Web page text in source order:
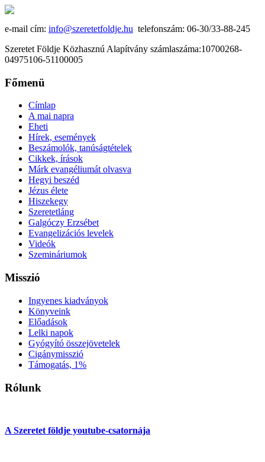
e-mail cím: info@szeretetfoldje.hu telefonszám: 06-30/33-88-245
Szeretet Földje Közhasznú Alapítvány számlaszáma:10700268-
04975106-51100005
Főmenü
Címlap
A mai napra
Eheti
Hírek, események
Beszámolók, tanúságtételek
Cikkek, írások
Márk evangéliumát olvasva
Hegyi beszéd
Jézus élete
Hiszekegy
Szeretetláng
Galgóczy Erzsébet
Evangelizációs levelek
Videók
Szemináriumok
Misszió
Ingyenes kiadványok
Könyveink
Előadások
Lelki napok
Gyógyító összejövetelek
Cigánymisszió
Támogatás, 1%
Rólunk
A Szeretet földje youtube-csatornája